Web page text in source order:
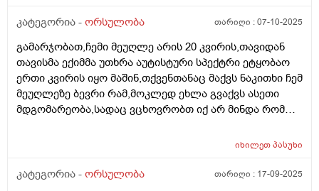
კატეგორია - ორსულობა თარიღი :07-10-2025
გამარჯობათ,ჩემი მეუღლე არის 20 კვირის,თავიდან
თავისმა ექიმმა უთხრა აუტისტური სპექტრი ეტყობაო
ერთი კვირის იყო მაშინ,თქვენთანაც მაქვს ნაკითხი ჩემ
მეუღლეზე ბევრი რამ,მოკლედ ეხლა გვაქვს ასეთი
მდგომარეობა,სადაც ვცხოვრობთ იქ არ მინდა რომ
მკურნალობდა ჩემი მეუღლე ძალიან გაკვირვებული
იხილეთპასუხი
კატეგორია - ორსულობა თარიღი : 17-09-2025